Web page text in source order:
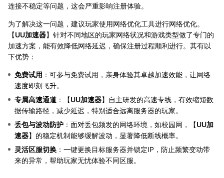
连接不稳定等问题，这会严重影响注册体验。
为了解决这一问题，建议玩家使用网络优化工具进行网络优化。
【UU加速器】针对不同地区的玩家网络状况和游戏类型做了专门的
加速方案，能有效降低网络延迟，确保注册过程顺利进行。其有以
下优势：
免费试用 ：可参与免费试用，亲身体验其卓越加速效能，让网络
速度即刻飞升。
专属高速通道 ：【UU加速器】自主研发的高速专线，有效缩短数
据传输路径，减少延迟，特别适合远离服务器的玩家。
丢包与波动防护 ：面对丢包频发的网络环境，如校园网，【UU加
速器】的稳定机制能够缓解波动，显著降低断线概率。
灵活区服切换 ：一键更换目标服务器并锁定IP，防止频繁变动带
来的异常，帮助玩家无忧体验不同区服。